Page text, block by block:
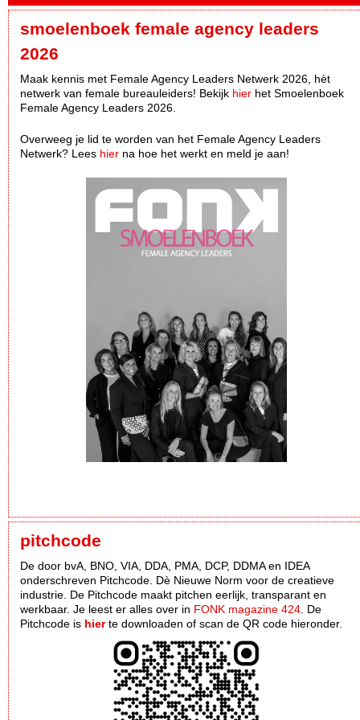
smoelenboek female agency leaders
2026
Maak kennis met Female Agency Leaders Netwerk 2026, hèt
netwerk van female bureauleiders! Bekijk hier het Smoelenboek
Female Agency Leaders 2026.
Overweeg je lid te worden van het Female Agency Leaders
Netwerk? Lees hier na hoe het werkt en meld je aan!
pitchcode
De door bvA, BNO, VIA, DDA, PMA, DCP, DDMA en IDEA
onderschreven Pitchcode. Dè Nieuwe Norm voor de creatieve
industrie. De Pitchcode maakt pitchen eerlijk, transparant en
werkbaar. Je leest er alles over in FONK magazine 424 . De
Pitchcode is hierte downloaden of scan de QR code hieronder.